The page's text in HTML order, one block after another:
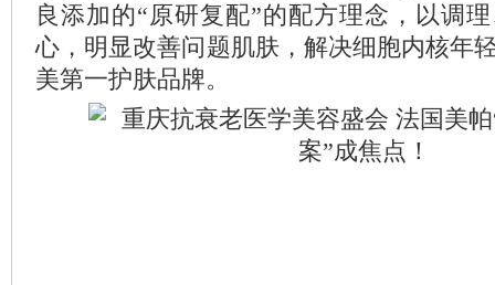
良添加的“原研复配”的配方理念，以调
心，明显改善问题肌肤，解决细胞内核年
美第一护肤品牌。